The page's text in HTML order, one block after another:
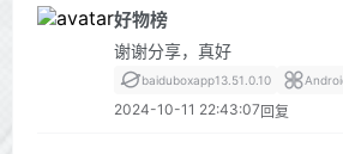
好物榜
谢谢分享，真好
baiduboxapp13.51.0.10
2024-10-11 22:43:07 回复